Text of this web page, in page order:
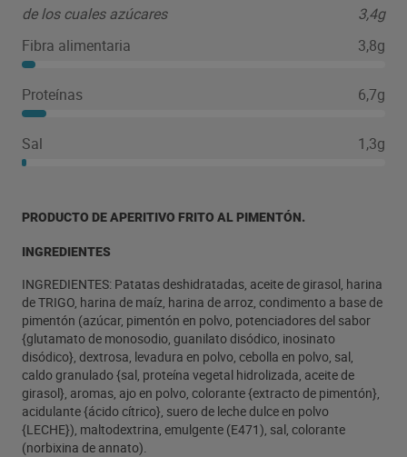
de los cuales azúcares
3,4g
Fibra alimentaria
3,8g
Proteínas 6,7g
Sal 1,3g
PRODUCTO DE APERITIVO FRITO AL PIMENTÓN.
INGREDIENTES
INGREDIENTES: Patatas deshidratadas, aceite de girasol, harina
de TRIGO, harina de maíz, harina de arroz, condimento a base de
pimentón (azúcar, pimentón en polvo, potenciadores del sabor
{glutamato de monosodio, guanilato disódico, inosinato
disódico}, dextrosa, levadura en polvo, cebolla en polvo, sal,
caldo granulado {sal, proteína vegetal hidrolizada, aceite de
girasol}, aromas, ajo en polvo, colorante {extracto de pimentón},
acidulante {ácido cítrico}, suero de leche dulce en polvo
{LECHE}), maltodextrina, emulgente (E471), sal, colorante
(norbixina de annato).